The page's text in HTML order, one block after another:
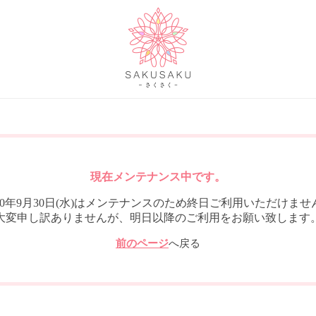
現在メンテナンス中です。
年9月30日(水)はメンテナンスのため終日ご利用いただけませ
変申し訳ありませんが、明日以降のご利用をお願い致します
前のページへ戻る